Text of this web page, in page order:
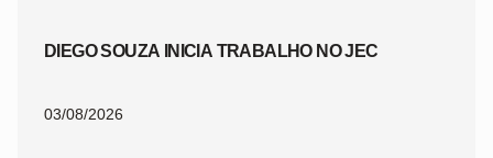
DIEGO SOUZA INICIA TRABALHO NO JEC
03/08/2026